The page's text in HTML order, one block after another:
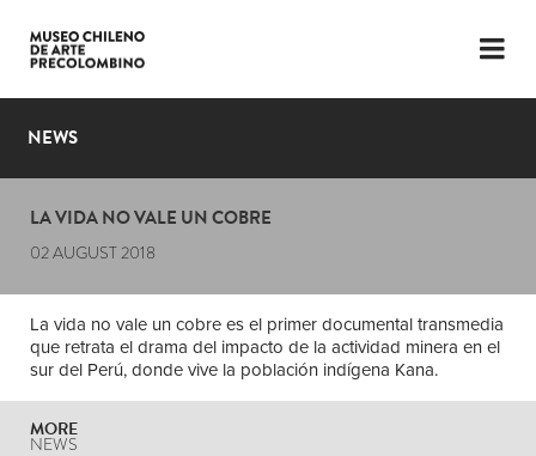
LANGUAGE
PLAN YOUR VISIT
EXHIBITIONS
THE MUSEUM
LATEST VIDEOS
NEWS
LA VIDA NO VALE UN COBRE
02 AUGUST 2018
La vida no vale un cobre es el primer documental transmedia
que retrata el drama del impacto de la actividad minera en el
sur del Perú, donde vive la población indígena Kana.
MORE
NEWS